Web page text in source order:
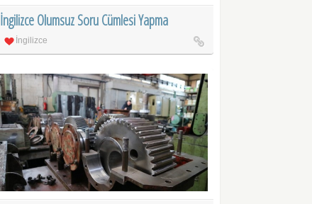
İngilizce Olumsuz Soru Cümlesi Yapma
İngilizce